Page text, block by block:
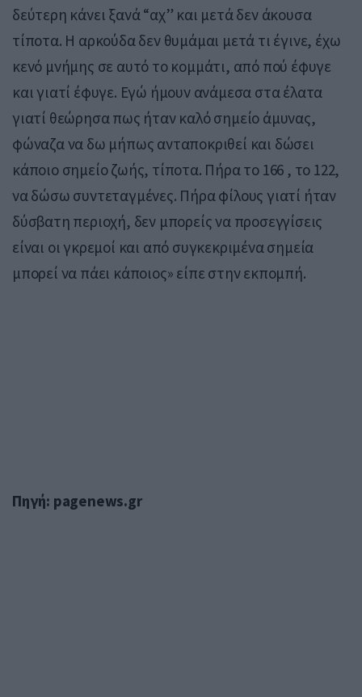
δεύτερη κάνει ξανά “αχ” και μετά δεν άκουσα
τίποτα. Η αρκούδα δεν θυμάμαι μετά τι έγινε, έχω
κενό μνήμης σε αυτό το κομμάτι, από πού έφυγε
και γιατί έφυγε. Εγώ ήμουν ανάμεσα στα έλατα
γιατί θεώρησα πως ήταν καλό σημείο άμυνας,
φώναζα να δω μήπως ανταποκριθεί και δώσει
κάποιο σημείο ζωής, τίποτα. Πήρα το 166 , το 122,
να δώσω συντεταγμένες. Πήρα φίλους γιατί ήταν
δύσβατη περιοχή, δεν μπορείς να προσεγγίσεις
είναι οι γκρεμοί και από συγκεκριμένα σημεία
μπορεί να πάει κάποιος» είπε στην εκπομπή.
Πηγή: pagenews.gr